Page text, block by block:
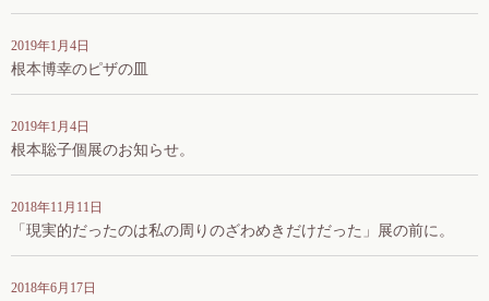
2019年1月4日
根本博幸のピザの皿
2019年1月4日
根本聡子個展のお知らせ。
2018年11月11日
「現実的だったのは私の周りのざわめきだけだった」展の前に。
2018年6月17日